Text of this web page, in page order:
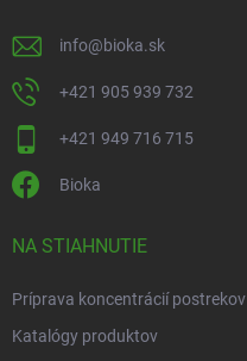
info@bioka.sk
+421 905 939 732
+421 949 716 715
Bioka
NA STIAHNUTIE
Príprava koncentrácií postrekov
Katalógy produktov